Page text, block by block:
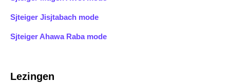
Sjteiger Jisjtabach mode
Sjteiger Ahawa Raba mode
Lezingen